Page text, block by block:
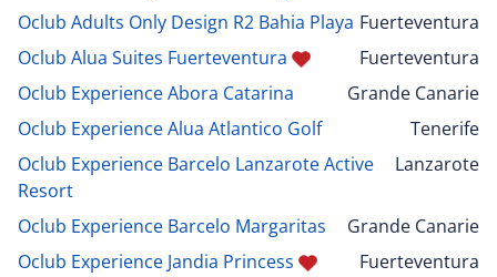
Oclub Adults Only Design R2 Bahia Playa Fuerteventura
Oclub Alua Suites Fuerteventura
Fuerteventura
Oclub Experience Abora Catarina
Grande Canarie
Oclub Experience Alua Atlantico Golf
Tenerife
Oclub Experience Barcelo Lanzarote Active
Resort
Lanzarote
Oclub Experience Barcelo Margaritas
Grande Canarie
Oclub Experience Jandia Princess
Fuerteventura